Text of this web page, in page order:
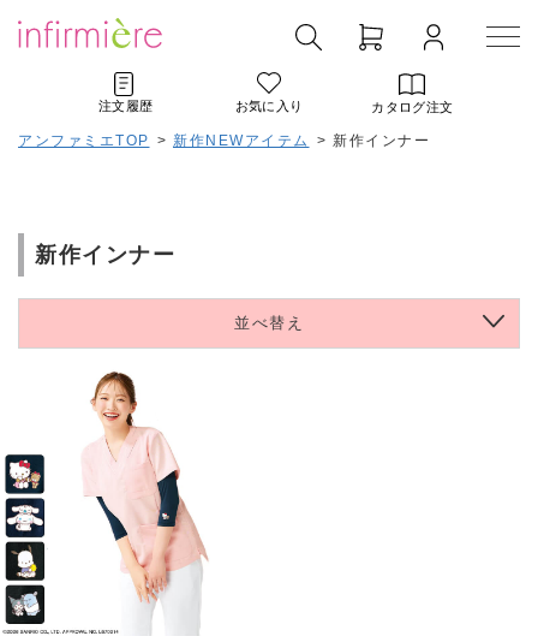
注文履歴 お気に入り カタログ注文
アンファミエTOP > 新作NEWアイテム > 新作インナー
新作インナー
並べ替え